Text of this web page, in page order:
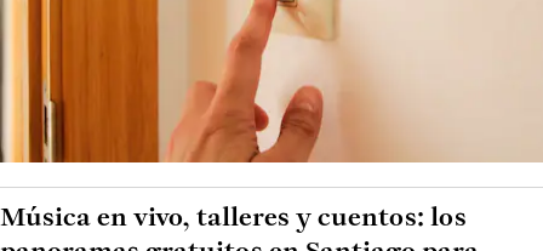
Música en vivo, talleres y cuentos: los